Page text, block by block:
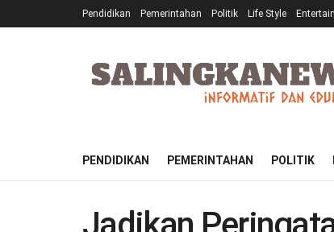
Pendidikan Pemerintahan Politik Life Style
PENDIDIKAN PEMERINTAHAN POLITIK